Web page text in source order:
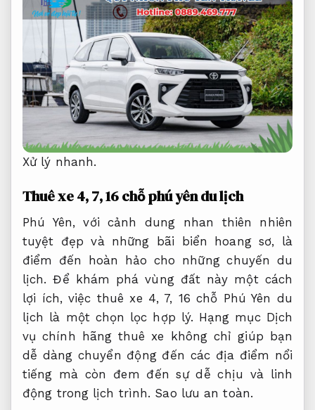
Xử lý nhanh.
Thuê xe 4, 7, 16 chỗ phú yên du lịch
Phú Yên, với cảnh dung nhan thiên nhiên
tuyệt đẹp và những bãi biển hoang sơ, là
điểm đến hoàn hảo cho những chuyến du
lịch. Để khám phá vùng đất này một cách
lợi ích, việc thuê xe 4, 7, 16 chỗ Phú Yên du
lịch là một chọn lọc hợp lý. Hạng mục Dịch
vụ chính hãng thuê xe không chỉ giúp bạn
dễ dàng chuyển động đến các địa điểm nổi
tiếng mà còn đem đến sự dễ chịu và linh
động trong lịch trình. Sao lưu an toàn.